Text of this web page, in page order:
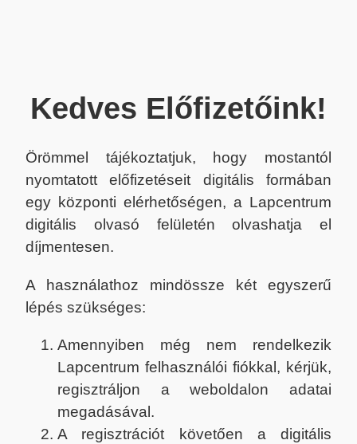
Kedves Előfizetőink!
Örömmel tájékoztatjuk, hogy mostantól
nyomtatott előfizetéseit digitális formában
egy központi elérhetőségen, a Lapcentrum
digitális olvasó felületén olvashatja el
díjmentesen.
A használathoz mindössze két egyszerű
lépés szükséges:
Amennyiben még nem rendelkezik
Lapcentrum felhasználói fiókkal, kérjük,
regisztráljon a weboldalon adatai
megadásával.
A regisztrációt követően a digitális